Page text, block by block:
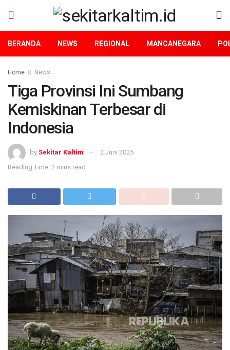
BERANDA NEWS REGIONAL MANCANEGARA
Home News
Tiga Provinsi Ini Sumbang
Kemiskinan Terbesar di
Indonesia
by Sekitar Kaltim
2 Juni 2025
Reading Time: 2 mins read